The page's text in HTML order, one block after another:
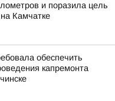
и поразила цель
Камчатке
обеспечить
капремонта